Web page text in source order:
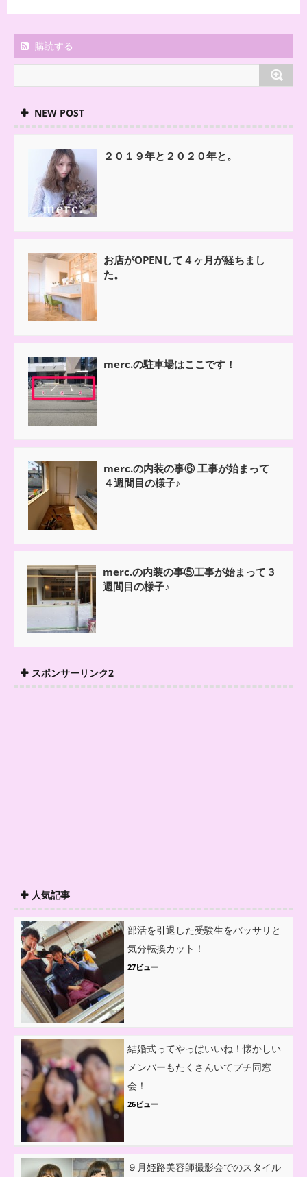
購読する
NEW POST
２０１９年と２０２０年と。
お店がOPENして４ヶ月が経ちまし
た。
merc.の駐車場はここです！
merc.の内装の事⑥ 工事が始まって
４週間目の様子♪
merc.の内装の事⑤工事が始まって３
週間目の様子♪
スポンサーリンク2
人気記事
部活を引退した受験生をバッサリと
気分転換カット！
27ビュー
結婚式ってやっぱいいね！懐かしい
メンバーもたくさんいてプチ同窓
会！
26ビュー
９月姫路美容師撮影会でのスタイル